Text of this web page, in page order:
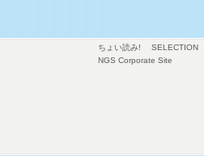
ちょい読み! SELECTION
NGS Corporate Site